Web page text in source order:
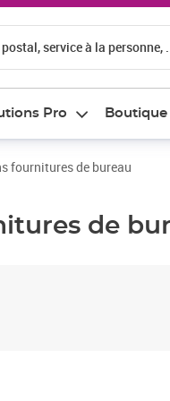
service à la personne,
Pro Boutique
fournitures de bureau
de